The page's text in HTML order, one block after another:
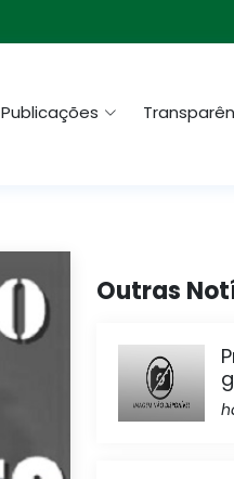
Publicações
Outras